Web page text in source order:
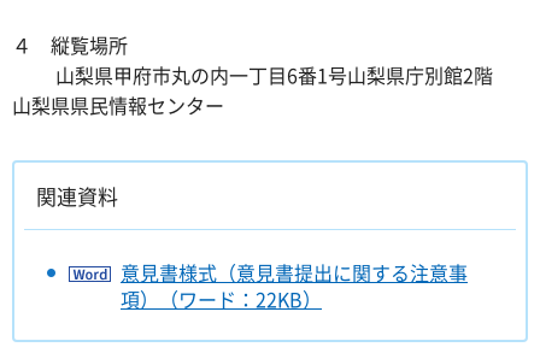
４ 縦覧場所
山梨県甲府市丸の内一丁目6番1号山梨県庁別館2階
山梨県県民情報センター
関連資料
意見書様式（意見書提出に関する注意事
項）（ワード：22KB）